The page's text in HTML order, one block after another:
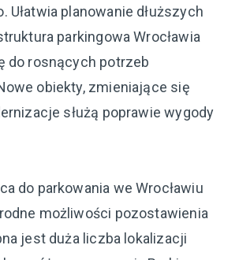
Ułatwia planowanie dłuższych
parkingowa Wrocławia
do rosnących potrzeb
obiekty, zmieniające się
służą poprawie wygody
do parkowania we Wrocławiu
możliwości pozostawienia
jest duża liczba lokalizacji